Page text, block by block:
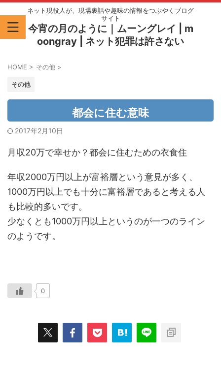
ネット現役人が、現場裏話や趣味の情報をつぶやくブログ
サイト
今宵の月のように｜ムーングレイ | m
oongray | ネット犯罪は許さない
HOME > その他 >
その他
都会に住む意味
2017年2月10日
月収20万で幸せか？都会に住むための衣食住
年収2000万円以上が富裕層という意見が多く、
1000万円以上でも十分に富裕層であると考える人
も比較的多いです。
少なくとも1000万円以上というのが一つのライン
のようです。
0